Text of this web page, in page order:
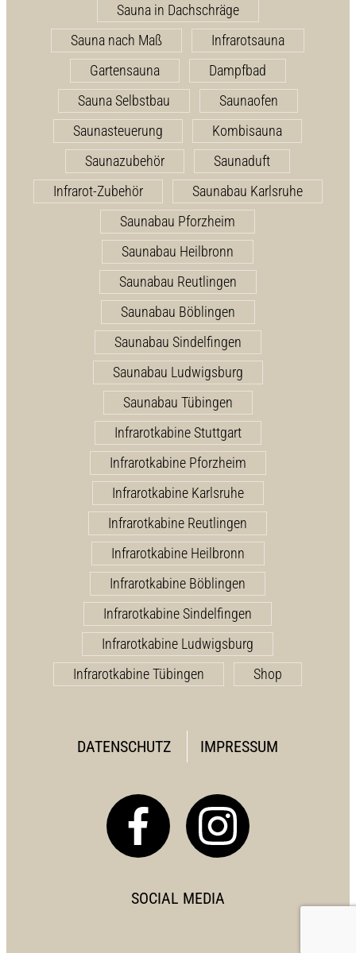
DATENSCHUTZ IMPRESSUM
Sauna in Dachschräge
Sauna nach Maß
Infrarotsauna
Gartensauna
Dampfbad
Sauna Selbstbau
Saunaofen
Saunasteuerung
Kombisauna
Saunazubehör
Saunaduft
Infrarot-Zubehör
Saunabau Karlsruhe
Saunabau Pforzheim
Saunabau Heilbronn
Saunabau Reutlingen
Saunabau Böblingen
Saunabau Sindelfingen
Saunabau Ludwigsburg
Saunabau Tübingen
Infrarotkabine Stuttgart
Infrarotkabine Pforzheim
Infrarotkabine Karlsruhe
Infrarotkabine Reutlingen
Infrarotkabine Heilbronn
Infrarotkabine Böblingen
Infrarotkabine Sindelfingen
Infrarotkabine Ludwigsburg
Infrarotkabine Tübingen
Shop